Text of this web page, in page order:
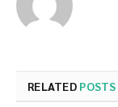
RELATED POSTS